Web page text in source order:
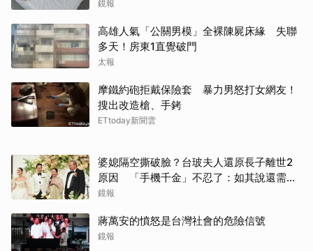
鏡報
高雄人氣「公關男模」全裸陳屍床緣 失聯
多天！房東1直覺破門
太報
摩鐵約砲拒戴保險套 暴力男怒打女網友！
搜出改造槍、手銬
ETtoday新聞雲
婆媳隔空撕破臉？台玻夫人還原長子離世2
原因 「手機千金」不忍了：如其說還需要
離開嗎？
鏡報
蔣萬安的憤怒是台灣社會的危險信號
鏡報